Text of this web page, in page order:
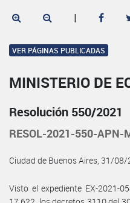
|
VER PÁGINAS PUBLICADAS
MINISTERIO DE
Resolución 550/2021
RESOL-2021-550-APN-
Ciudad de Buenos Aires, 31/08/
Visto el expediente EX-2021-